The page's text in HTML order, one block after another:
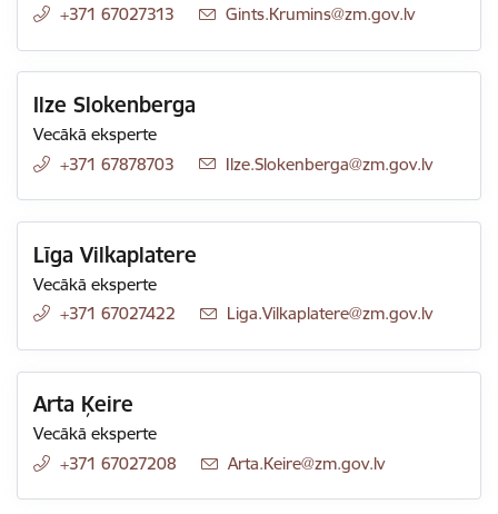
+371 67027313
E-pasts:
Gints.Krumins@zm.gov.lv
Ilze Slokenberga
Vecākā eksperte
+371 67878703
E-pasts:
Ilze.Slokenberga@zm.gov.lv
Līga Vilkaplatere
Vecākā eksperte
+371 67027422
E-pasts:
Liga.Vilkaplatere@zm.gov.lv
Arta Ķeire
Vecākā eksperte
+371 67027208
E-pasts:
Arta.Keire@zm.gov.lv